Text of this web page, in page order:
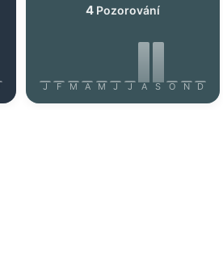
4 Pozorování
J F M A M J J A S O N D